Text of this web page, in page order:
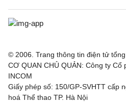
© 2006. Trang thông tin điện tử
CƠ QUAN CHỦ QUẢN: Công ty
INCOM
Giấy phép số: 150/GP-SVHTT cấp
hoá Thể thao TP. Hà Nội